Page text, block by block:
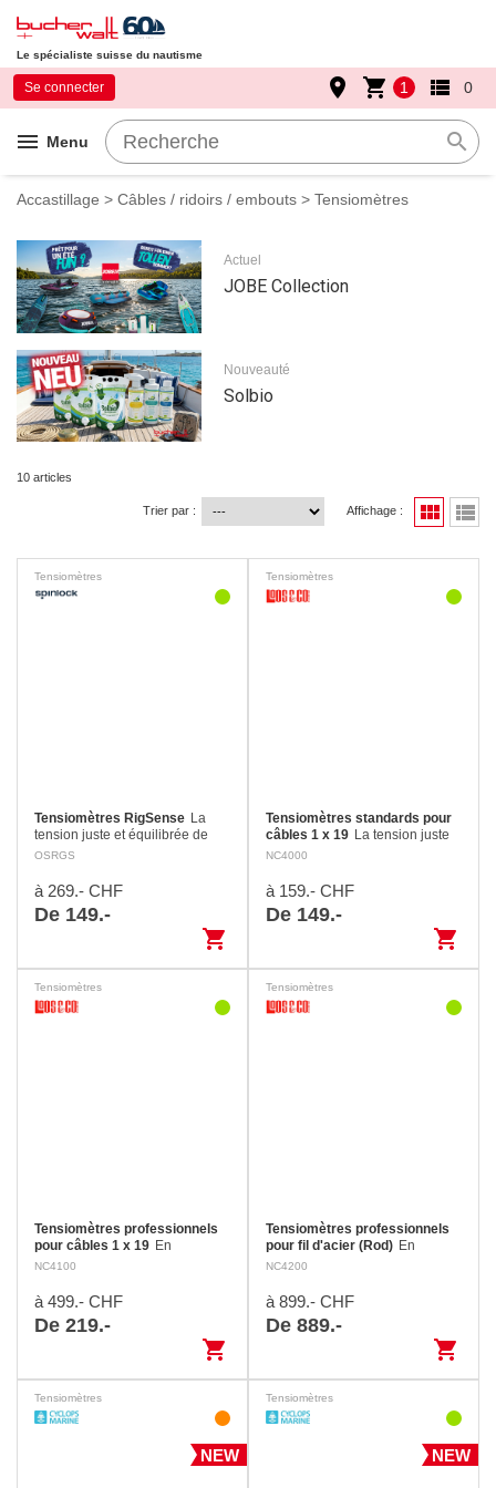
Le spécialiste suisse du nautisme
menu Menu search
Se connecter place shopping_cart 1 view_list 0
Accastillage > Câbles / ridoirs / embouts > Tensiomètres
Actuel
JOBE Collection
Nouveauté
Solbio
10 articles
Trier par : Affichage : view_module view_list
Tensiomètres
Tensiomètres RigSense La
tension juste et équilibrée de
l’haubanage est extrêmement
Sense de Spinlock affiche les
valeurs en kg et…
OSRGS
à 269.- CHF
De 149.-
shopping_cart
Tensiomètres
Tensiomètres standards pour
câbles 1 x 19 La tension juste
et équilibrée de l’haubanage sur
importante. Beaucoup de
navigateurs négligent de
contrôler ce point…
NC4000
à 159.- CHF
De 149.-
shopping_cart
Tensiomètres
Tensiomètres professionnels
pour câbles 1 x 19 En
aluminium éloxé noir avec jauge
diamètre du câble. Mesures très
précises et réglage de la tension
en laissant le…
NC4100
à 499.- CHF
De 219.-
shopping_cart
Tensiomètres
Tensiomètres professionnels
pour fil d'acier (Rod) En
aluminium éloxé noir, avec
le diamètre du fil. Ces modèles
permettent des mesures très
précises et un réglage de…
NC4200
à 899.- CHF
De 889.-
shopping_cart
Tensiomètres
NEW
Tensiomètres
NEW